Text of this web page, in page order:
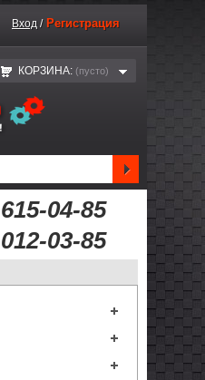
615-04-85
012-03-85
Вход / Регистрация
КОРЗИНА: (пустo)